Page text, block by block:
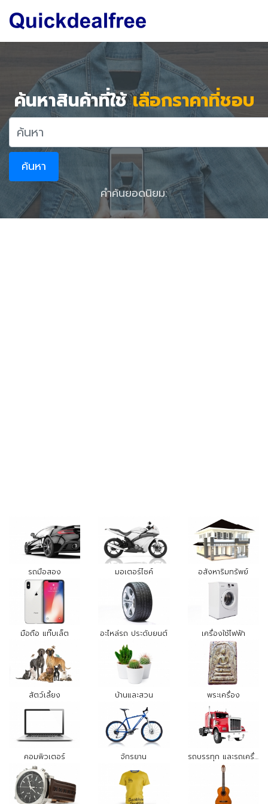
ค้นหาสินค้าที่ใช้เลือกราคาที่ชอบ
ค้นหา
คำค้นยอดนิยม:
รถมือสอง มอเตอร์ไซค์ อสังหาริมทรัพย์
มือถือ แท๊บเล็ต อะไหล่รถ ประดับยนต์ เครื่องใช้ไฟฟ้า
สัตว์เลี้ยง บ้านและสวน พระเครื่อง
คอมพิวเตอร์ จักรยาน รถบรรทุก และรถเครื่องจักรกล